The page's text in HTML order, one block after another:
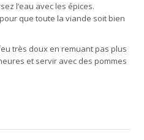
l’eau avec les épices.
que toute la viande soit bien
très doux en remuant pas plus
et servir avec des pommes